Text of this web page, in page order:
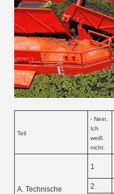
Teil
- Nein.
Ich
weiß
nicht.
A. Technische
1
2